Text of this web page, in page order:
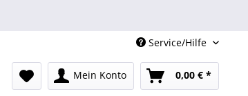
Service/Hilfe
Mein Konto 0,00 € *